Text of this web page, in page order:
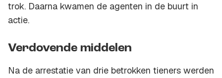
trok. Daarna kwamen de agenten in de buurt in
actie.
Verdovende middelen
Na de arrestatie van drie betrokken tieners werden